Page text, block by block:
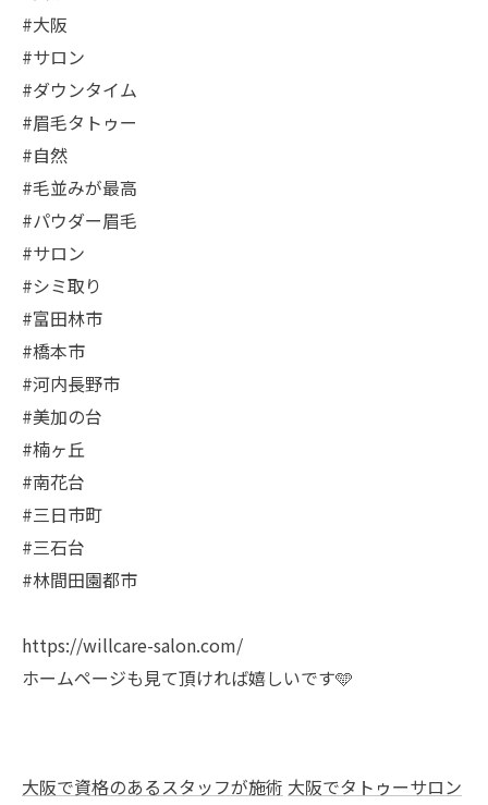
#大阪
#サロン
#ダウンタイム
#眉毛タトゥー
#自然
#毛並みが最高
#パウダー眉毛
#サロン
#シミ取り
#富田林市
#橋本市
#河内長野市
#美加の台
#楠ヶ丘
#南花台
#三日市町
#三石台
#林間田園都市
https://willcare-salon.com/
ホームページも見て頂ければ嬉しいです🩵
大阪で資格のあるスタッフが施術 大阪でタトゥーサロン